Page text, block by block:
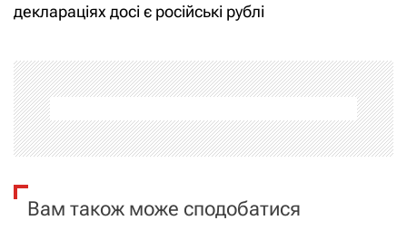
г
а
ц
і
деклараціях досі є російські рублі
Вам також може сподобатися